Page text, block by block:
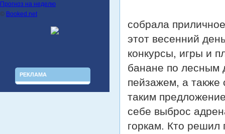
Прогноз на неделю
© Booked.net
РЕКЛАМА
собрала
этот весенний
конкурсы, игры и
банане по лесным
пейзажем, а также
таким
себе выброс
горкам. Кто решил